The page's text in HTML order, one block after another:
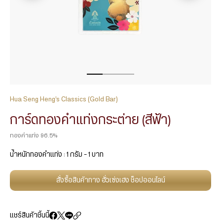
Hua Seng Heng’s Classics (Gold Bar)
การ์ดทองคำแท่งกระต่าย (สีฟ้า)
ทองคำแท่ง 96.5%
น้ำหนักทองคำแท่ง : 1 กรัม – 1 บาท
สั่งซื้อสินค้าทาง ฮั่วเซ่งเฮง ช็อปออนไลน์
แชร์สินค้าชิ้นนี้